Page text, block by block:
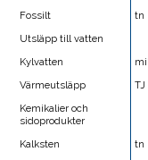
Fossilt
tn
Utsläpp till vatten
Kylvatten
Värmeutsläpp
TJ
Kemikalier och
sidoprodukter
Kalksten
tn